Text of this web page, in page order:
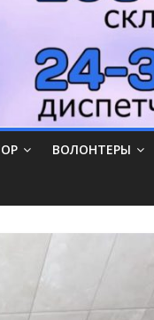
ВОЛОНТЕРЫ